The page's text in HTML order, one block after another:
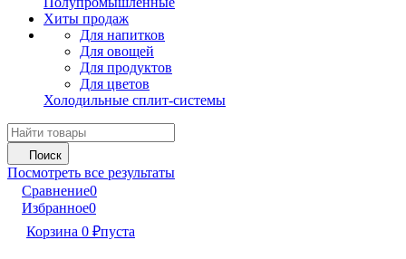
Хиты продаж
Для напитков
Для овощей
Для продуктов
Для цветов
Холодильные сплит-системы
Поиск
Посмотреть все результаты
Сравнение0
Избранное0
Корзина 0 ₽пуста